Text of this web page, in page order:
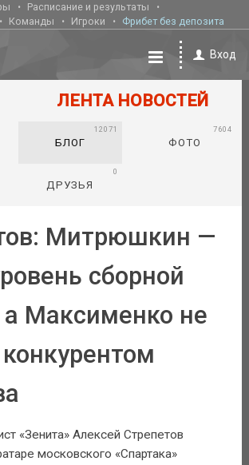
Расписание и результаты
Команды Игроки Фрибет без депозита
Вход
ЛЕНТА НОВОСТЕЙ
БЛОГ
12071
ФОТО
7604
ДРУЗЬЯ
0
Митрюшкин —
сборной
а Максименко не
«Зенита» Алексей Стрепетов
московского «Спартака»